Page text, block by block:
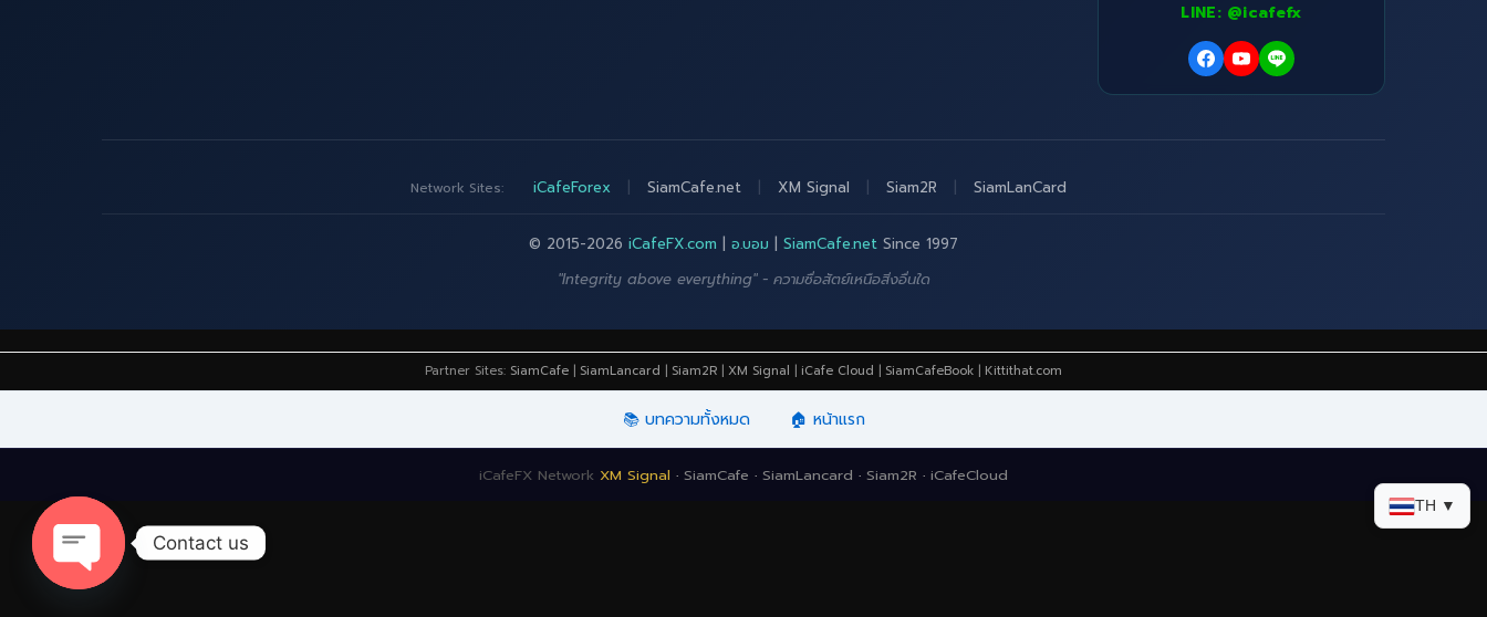
LINE: @icafefx
Network Sites: iCafeForex SiamCafe.net XM Signal Siam2R SiamLanCard
© 2015-2026 iCafeFX.com | อ.บอม | SiamCafe.net Since 1997
"Integrity above everything" - ความซื่อสัตย์เหนือสิ่งอื่นใด
TH ▼
Partner Sites: SiamCafe | SiamLancard | Siam2R | XM Signal | iCafe Cloud | SiamCafeBook | Kittithat.com
📚 บทความทั้งหมด 🏠 หน้าแรก
iCafeFX Network XM Signal · SiamCafe · SiamLancard · Siam2R · iCafeCloud
Contact us